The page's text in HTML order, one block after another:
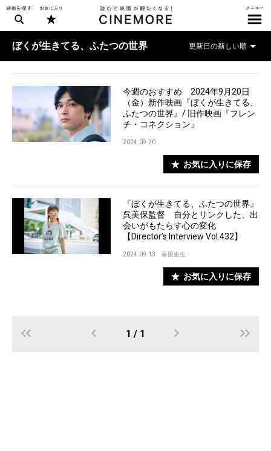
ぼくが生きてる、ふたつの世界
今週のおすすめ 2024年9月20日
（金）新作映画『ぼくが生きてる、
ふたつの世界』/ 旧作映画『フレン
チ・コネクション』
2024.09.20
お気に入りに保存
『ぼくが生きてる、ふたつの世界』
呉美保監督 自分とリンクした、出
会いがもたらす心の変化
【Director’s Interview Vol.432】
2024.09.13 香田史生
お気に入りに保存
1 / 1